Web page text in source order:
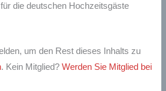
die deutschen Hochzeitsgäste
um den Rest dieses Inhalts zu
. Kein Mitglied?Werden Sie Mitglied bei